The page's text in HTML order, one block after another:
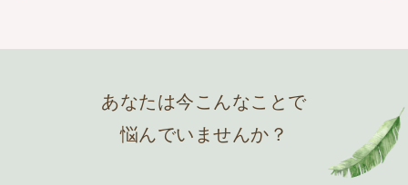
あなたは今こんなことで
悩んでいませんか？